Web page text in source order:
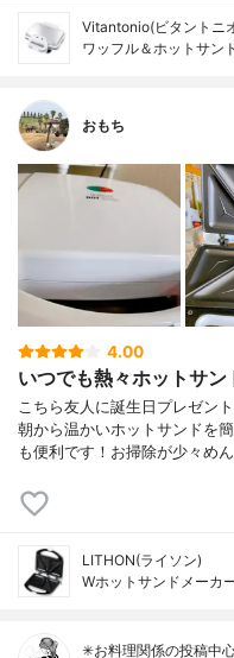
Vitantonio(ビタントニ
ワッフル＆ホットサン
おもち
4.00
いつでも熱々ホットサン
こちら友人に誕生日プレゼン
朝から温かいホットサンドを
も便利です！お掃除が少々め
LITHON(ライソン)
Wホットサンドメーカ
✳お料理関係の投稿中